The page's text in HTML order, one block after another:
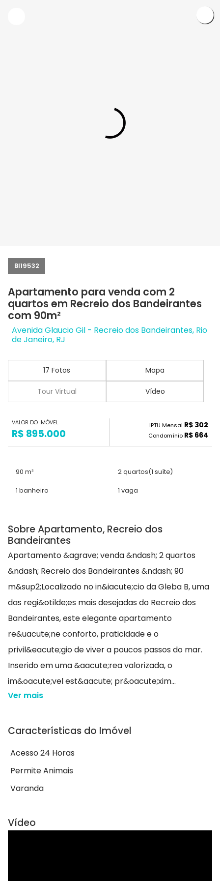
BI19532
Apartamento para venda com 2
quartos em Recreio dos Bandeirantes
com 90m²
Avenida Glaucio Gil - Recreio dos Bandeirantes, Rio
de Janeiro, RJ
17 Fotos Mapa
Tour Virtual Vídeo
VALOR DO IMÓVEL
R$ 895.000
IPTU Mensal R$ 302
Condomínio R$ 664
90 m² 2 quartos(1 suíte)
1 banheiro 1 vaga
Sobre Apartamento, Recreio dos
Bandeirantes
Apartamento &agrave; venda &ndash; 2 quartos
&ndash; Recreio dos Bandeirantes &ndash; 90
m&sup2;Localizado no in&iacute;cio da Gleba B, uma
das regi&otilde;es mais desejadas do Recreio dos
Bandeirantes, este elegante apartamento
re&uacute;ne conforto, praticidade e o
privil&eacute;gio de viver a poucos passos do mar.
Inserido em uma &aacute;rea valorizada, o
im&oacute;vel est&aacute; pr&oacute;xim...
Ver mais
Características do Imóvel
Acesso 24 Horas
Permite Animais
Varanda
Vídeo